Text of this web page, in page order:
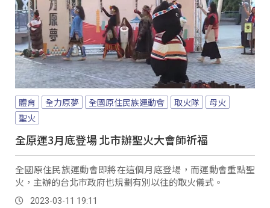
體育 全力原夢 全國原住民族運動會 取火隊
母火
聖火
全原運3月底登場 北市辦聖火大會師祈福
全國原住民族運動會即將在這個月底登場，而運動會重點聖
火，主辦的台北市政府也規劃有別以往的取火儀式。
2023-03-11 19:11